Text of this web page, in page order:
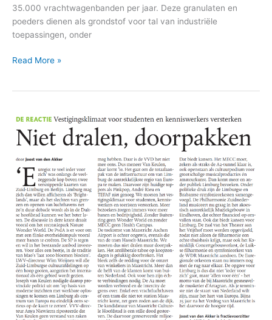
35.000 vrachtwagenbanden per jaar. Deze granulaten en
poeders dienen als grondstof voor tal van industriële
toepassingen, onder
Read More »
Niet
dralen
maar
doorpakken